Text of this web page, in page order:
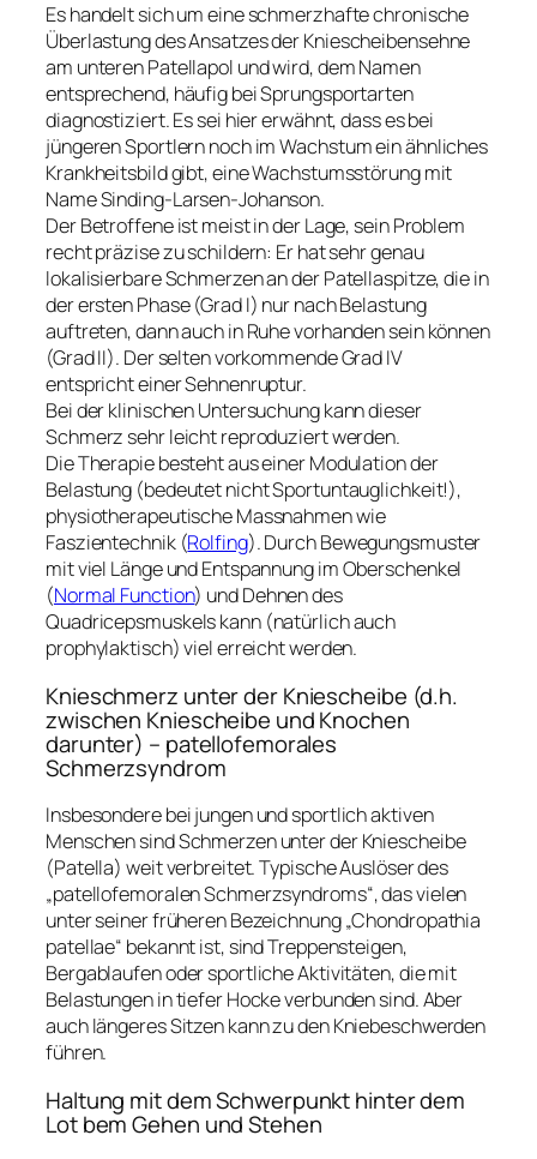
Es handelt sich um eine schmerzhafte chronische
Überlastung des Ansatzes der Kniescheibensehne
am unteren Patellapol und wird, dem Namen
entsprechend, häufig bei Sprungsportarten
diagnostiziert. Es sei hier erwähnt, dass es bei
jüngeren Sportlern noch im Wachstum ein ähnliches
Krankheitsbild gibt, eine Wachstumsstörung mit
Name Sinding-Larsen-Johanson.
Der Betroffene ist meist in der Lage, sein Problem
recht präzise zu schildern: Er hat sehr genau
lokalisierbare Schmerzen an der Patellaspitze, die in
der ersten Phase (Grad I) nur nach Belastung
auftreten, dann auch in Ruhe vorhanden sein können
(Grad II). Der selten vorkommende Grad IV
entspricht einer Sehnenruptur.
Bei der klinischen Untersuchung kann dieser
Schmerz sehr leicht reproduziert werden.
Die Therapie besteht aus einer Modulation der
Belastung (bedeutet nicht Sportuntauglichkeit!),
physiotherapeutische Massnahmen wie
Faszientechnik (Rolfing). Durch Bewegungsmuster
mit viel Länge und Entspannung im Oberschenkel
(Normal Function) und Dehnen des
Quadricepsmuskels kann (natürlich auch
prophylaktisch) viel erreicht werden.
Knieschmerz unter der Kniescheibe (d.h.
zwischen Kniescheibe und Knochen
darunter) – patellofemorales
Schmerzsyndrom
Insbesondere bei jungen und sportlich aktiven
Menschen sind Schmerzen unter der Kniescheibe
(Patella) weit verbreitet. Typische Auslöser des
„patellofemoralen Schmerzsyndroms“, das vielen
unter seiner früheren Bezeichnung „Chondropathia
patellae“ bekannt ist, sind Treppensteigen,
Bergablaufen oder sportliche Aktivitäten, die mit
Belastungen in tiefer Hocke verbunden sind. Aber
auch längeres Sitzen kann zu den Kniebeschwerden
führen.
Haltung mit dem Schwerpunkt hinter dem
Lot bem Gehen und Stehen